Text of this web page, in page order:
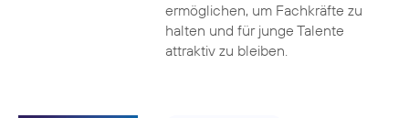
ermöglichen, um Fachkräfte zu
halten und für junge Talente
attraktiv zu bleiben.